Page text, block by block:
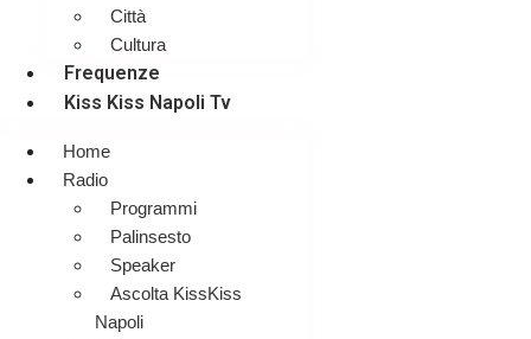
Città
Cultura
Frequenze
Kiss Kiss Napoli Tv
Home
Radio
Programmi
Palinsesto
Speaker
Ascolta KissKiss
Napoli